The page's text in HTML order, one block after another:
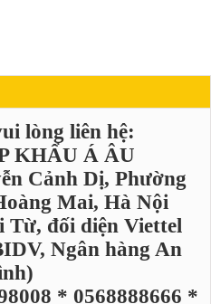
lòng liên hệ:
KHẨU Á ÂU
Cảnh Dị, Phường
Mai, Hà Nội
Từ, đối diện Viettel
Ngân hàng An
* 0568888666 *